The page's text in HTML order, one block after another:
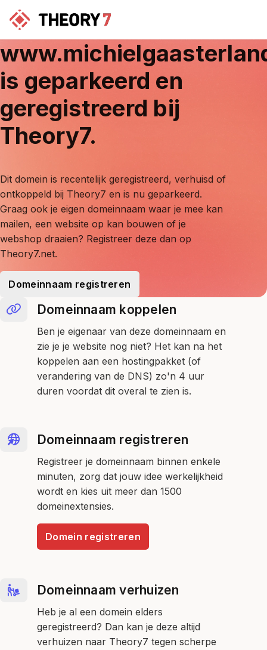
is geparkeerd en
geregistreerd bij
Theory7.
Dit domein is recentelijk geregistreerd, verhuisd of
ontkoppeld bij Theory7 en is nu geparkeerd.
Graag ook je eigen domeinnaam waar je mee kan
mailen, een website op kan bouwen of je
webshop draaien? Registreer deze dan op
Theory7.net.
Domeinnaam registreren
Domeinnaam koppelen
Ben je eigenaar van deze domeinnaam en
zie je je website nog niet? Het kan na het
koppelen aan een hostingpakket (of
verandering van de DNS) zo'n 4 uur
duren voordat dit overal te zien is.
Domeinnaam registreren
Registreer je domeinnaam binnen enkele
minuten, zorg dat jouw idee werkelijkheid
wordt en kies uit meer dan 1500
domeinextensies.
Domein registreren
Domeinnaam verhuizen
Heb je al een domein elders
geregistreerd? Dan kan je deze altijd
verhuizen naar Theory7 tegen scherpe